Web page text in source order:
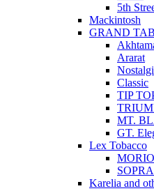
5th
Mackintosh
GRAND
Ararat
Classic
TIP
MT.
GT.
Lex Tobacco
Karelia and